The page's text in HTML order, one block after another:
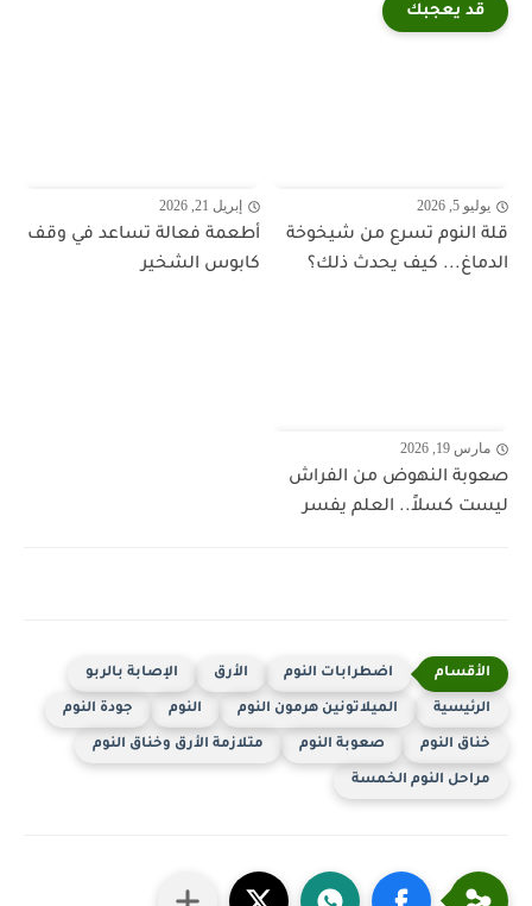
قد يعجبك
يوليو 5, 2026
قلة النوم تسرع من شيخوخة
الدماغ... كيف يحدث ذلك؟
إبريل 21, 2026
أطعمة فعالة تساعد في وقف
كابوس الشخير
مارس 19, 2026
صعوبة النهوض من الفراش
ليست كسلاً.. العلم يفسر
اضطرابات النوم الأرق الإصابة بالربو
الرئيسية الميلاتونين هرمون النوم النوم جودة النوم
خناق النوم صعوبة النوم متلازمة الأرق وخناق النوم
مراحل النوم الخمسة